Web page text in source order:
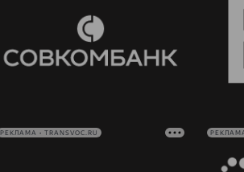
РЕКЛАМА • TRANSVOC.RU РЕКЛАМА